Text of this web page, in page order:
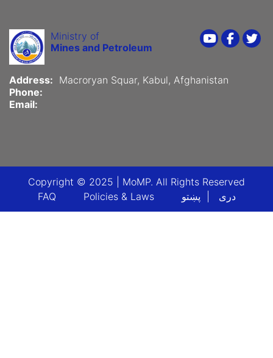
Ministry of
Mines and Petroleum
Youtube
Address: Macroryan Squar, Kabul, Afghanistan
Phone:
Email:
Copyright © 2025 | MoMP. All Rights Reserved
Footer menu
FAQ Policies & Laws پښتو دری